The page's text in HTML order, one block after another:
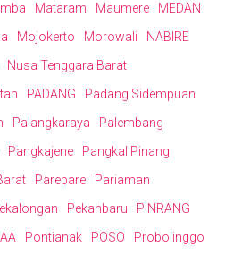
Mataram Maumere
MEDAN
Mojokerto Morowali
NABIRE
Nusa Tenggara Barat
PADANG
Padang Sidempuan
Palangkaraya
Palembang
Pangkajene
Pangkal Pinang
Parepare
Pariaman
Pekanbaru
PINRANG
Pontianak POSO
Probolinggo